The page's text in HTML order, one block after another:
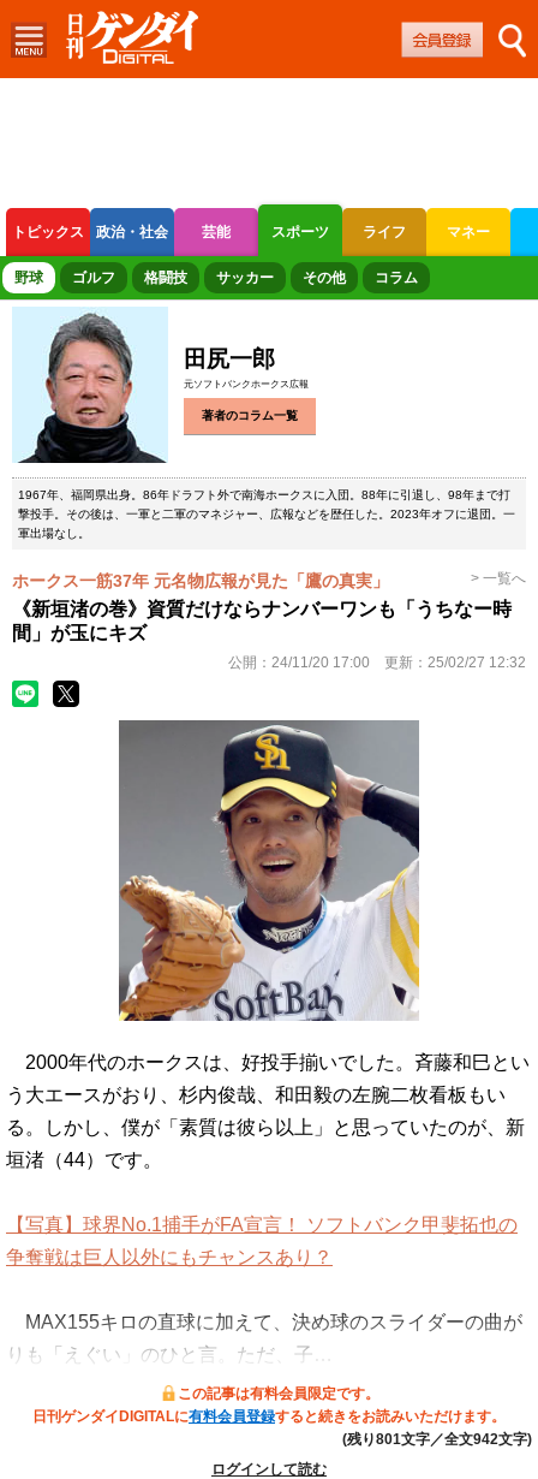
トピックス 政治・社会 芸能 スポーツ ライフ マネー
ボートレース 競輪 オートレース
野球 ゴルフ 格闘技 サッカー その他 コラム
田尻一郎
元ソフトバンクホークス広報
著者のコラム一覧
1967年、福岡県出身。86年ドラフト外で南海ホークスに入団。88年に引退し、98年まで打
撃投手。その後は、一軍と二軍のマネジャー、広報などを歴任した。2023年オフに退団。一
軍出場なし。
ホークス一筋37年 元名物広報が見た「鷹の真実」 > 一覧へ
《新垣渚の巻》資質だけならナンバーワンも「うちなー時
間」が玉にキズ
公開： 24/11/20 17:00 更新： 25/02/27 12:32
2000年代のホークスは、好投手揃いでした。斉藤和巳とい
う大エースがおり、杉内俊哉、和田毅の左腕二枚看板もい
る。しかし、僕が「素質は彼ら以上」と思っていたのが、新
垣渚（44）です。
【写真】球界No.1捕手がFA宣言！ ソフトバンク甲斐拓也の
争奪戦は巨人以外にもチャンスあり？
MAX155キロの直球に加えて、決め球のスライダーの曲が
りも「えぐい」のひと言。ただ、子…
この記事は有料会員限定です。
日刊ゲンダイDIGITALに有料会員登録すると続きをお読みいただけます。
(残り801文字／全文942文字)
ログインして読む